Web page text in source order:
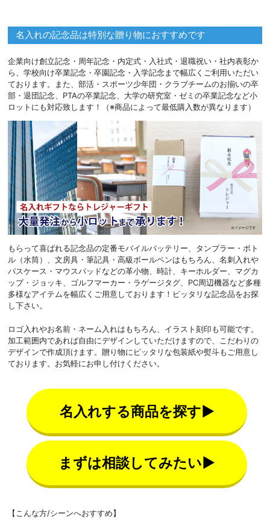
名入れの記念品は特別な贈り物におすすめです
企業向け創立記念・周年記念・内定式・入社式・退職祝い・社内表彰か
ら、学校向け卒業記念・卒園記念・入学記念まで幅広くご利用いただい
ております。また、部活・スポーツ少年団・クラブチームのお揃いの卒
部・退団記念、PTAの卒業記念、大学の研究室・ゼミの卒業記念など小
ロットにも対応致します！（※商品によって最低購入数が異なります）
もらって喜ばれる記念品の定番モバイルバッテリー、タンブラー・ボト
ル（水筒）、文房具・筆記具・高級ボールペンはもちろん、名刺入れや
パスケース・マウスパッドなどの革小物、時計、キーホルダー、マグカ
ップ・ジョッキ、ゴルフマーカー・ラゲージタグ、PC周辺機器など多種
多様なアイテムを幅広くご用意しております！ピッタリな記念品をお探
し下さい。
ロゴ入れやお名前・ネーム入れはもちろん、イラスト刻印も可能です。
加工範囲内であれば自由にデザインしていただけますので、こだわりの
デザインで作成頂けます。贈り物にピッタリな包装紙や熨斗もご用意し
ております。お気軽にお申し付けください。
名入れする商品を探す▶
まずは相談してみたい▶
【こんな方/シーンへおすすめ】